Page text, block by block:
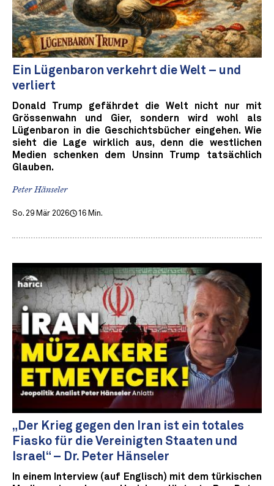
Ein Lügenbaron verkehrt die Welt – und
verliert
Donald Trump gefährdet die Welt nicht nur mit
Grössenwahn und Gier, sondern wird wohl als
Lügenbaron in die Geschichtsbücher eingehen. Wie
sieht die Lage wirklich aus, denn die westlichen
Medien schenken dem Unsinn Trump tatsächlich
Glauben.
Peter Hänseler
So. 29 Mär 2026 16 Min.
„Der Krieg gegen den Iran ist ein totales
Fiasko für die Vereinigten Staaten und
Israel“ – Dr. Peter Hänseler
In einem Interview (auf Englisch) mit dem türkischen